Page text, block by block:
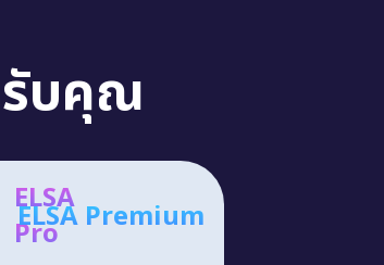
รับคุณ
ELSA
Pro
ELSA Premium